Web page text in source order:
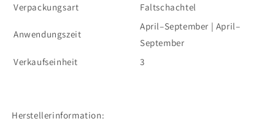
Verpackungsart
Faltschachtel
Anwendungszeit
April–September | April–
September
Verkaufseinheit
3
Herstellerinformation: